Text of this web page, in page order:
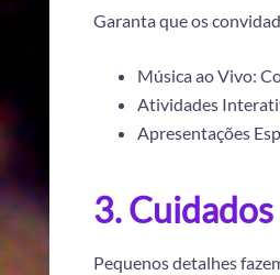
Garanta que os
Música ao Vivo:
Atividades
Apresentações
3.
Pequenos detalhes